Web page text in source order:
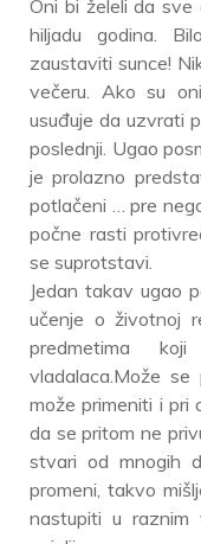
Oni bi želeli da
hiljadu godina.
zaustaviti sunce!
večeru. Ako su
usuđuje da uzvrati
poslednji. Ugao
je prolazno
potlačeni … pre
počne rasti
se suprotstavi.
Jedan takav ugao
učenje o životnoj
predmetima
vladalaca.Može
može primeniti i pri
da se pritom ne
stvari od mnogih
promeni, takvo
nastupiti u raznim